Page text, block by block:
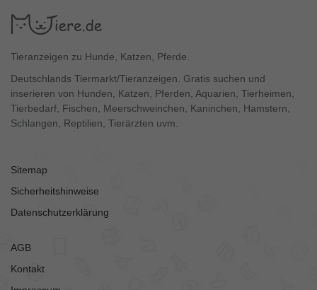
Tieranzeigen zu Hunde, Katzen, Pferde.
Deutschlands Tiermarkt/Tieranzeigen. Gratis suchen und
inserieren von Hunden, Katzen, Pferden, Aquarien, Tierheimen,
Tierbedarf, Fischen, Meerschweinchen, Kaninchen, Hamstern,
Schlangen, Reptilien, Tierärzten uvm.
Sitemap
Sicherheitshinweise
Datenschutzerklärung
AGB
Kontakt